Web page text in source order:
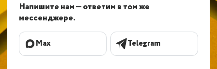
Напишите нам — ответим в том же
мессенджере.
Max Telegram